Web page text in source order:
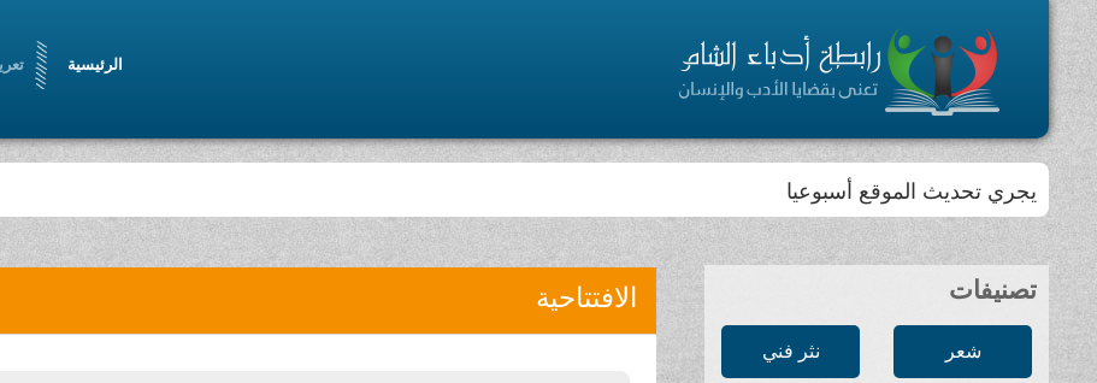
الرئيسية
يجري تحديث الموقع أسبوعيا
تصنيفات
شعر نثر فني
الافتتاحية